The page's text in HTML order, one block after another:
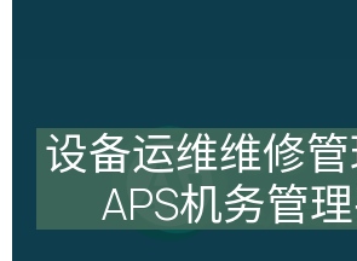
设备运维维修
APS机务管